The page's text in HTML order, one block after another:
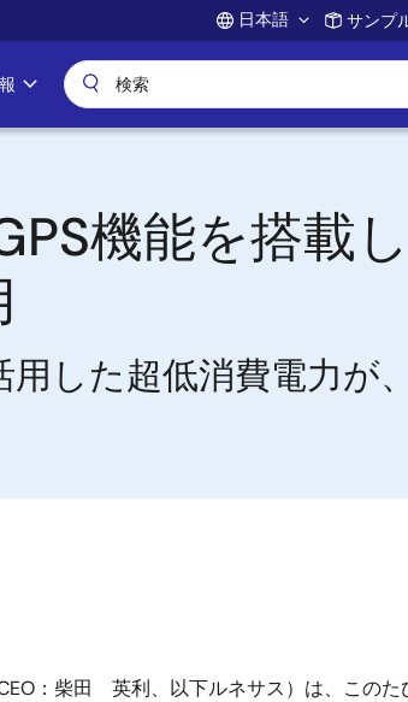
Account
日本語 サンプ
機能を搭載
した超低消費電力が
：柴田 英利、以下ルネサス）は、このた